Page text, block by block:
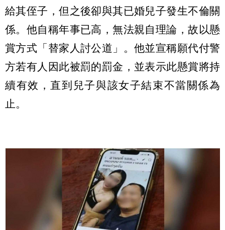
給其侄子，但之後卻與其已婚兒子發生不倫關
係。他自稱年事已高，無法親自理論，故以懸
賞方式「替家人討公道」。他並宣稱願代付警
方若有人因此被罰的罰金，並表示此懸賞將持
續有效，直到兒子與該女子結束不當關係為
止。